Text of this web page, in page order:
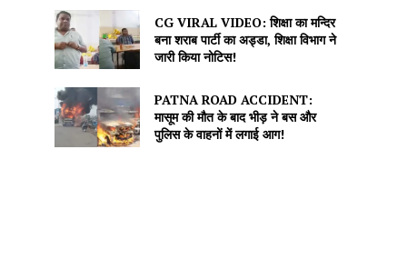
CG VIRAL VIDEO: शिक्षा का मन्दिर
बना शराब पार्टी का अड्डा, शिक्षा विभाग ने
जारी किया नोटिस!
PATNA ROAD ACCIDENT:
मासूम की मौत के बाद भीड़ ने बस और
पुलिस के वाहनों में लगाई आग!